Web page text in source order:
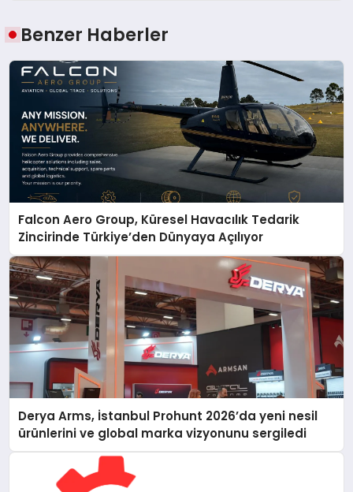
Benzer Haberler
Falcon Aero Group, Küresel Havacılık Tedarik
Zincirinde Türkiye’den Dünyaya Açılıyor
Derya Arms, İstanbul Prohunt 2026’da yeni nesil
ürünlerini ve global marka vizyonunu sergiledi